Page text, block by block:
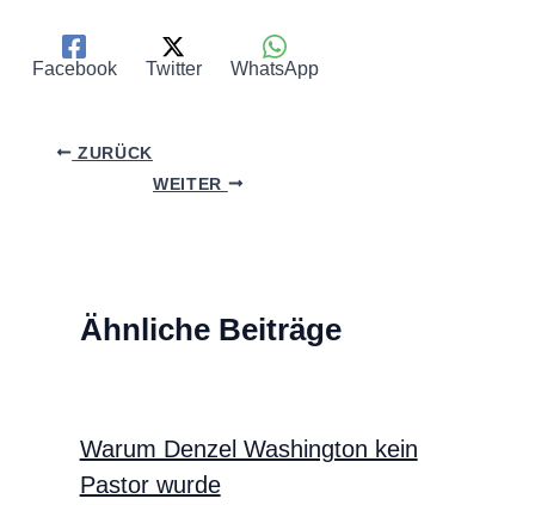
Facebook Twitter WhatsApp
ZURÜCK
WEITER
Ähnliche Beiträge
Warum Denzel Washington kein
Pastor wurde